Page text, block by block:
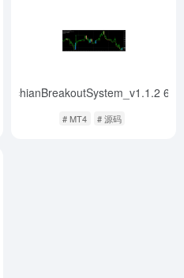
DonchianBreakoutSystem_v1.1.2
# MT4 # 源码